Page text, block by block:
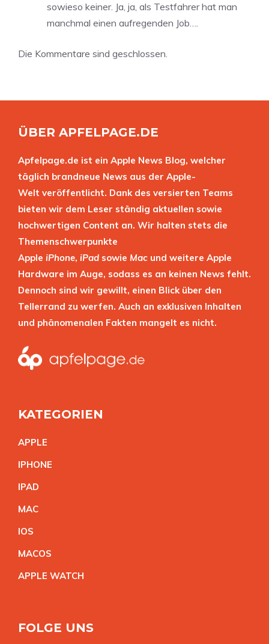
sowieso keiner. Ja, ja, als Testfahrer hat man
manchmal einen aufregenden Job….
Die Kommentare sind geschlossen.
ÜBER APFELPAGE.DE
Apfelpage.de ist ein Apple News Blog, welcher
täglich brandneue News aus der Apple-
Welt veröffentlicht. Dank des versierten Teams
bieten wir dem Leser ständig aktuellen sowie
hochwertigen Content an. Wir halten stets die
Themenschwerpunkte
Apple iPhone, iPad sowie Mac und weitere Apple
Hardware im Auge, sodass es an keinen News fehlt.
Dennoch sind wir gewillt, einen Blick über den
Tellerrand zu werfen. Auch an exklusiven Inhalten
und phänomenalen Fakten mangelt es nicht.
KATEGORIEN
APPLE
IPHONE
IPAD
MAC
IOS
MACOS
APPLE WATCH
FOLGE UNS